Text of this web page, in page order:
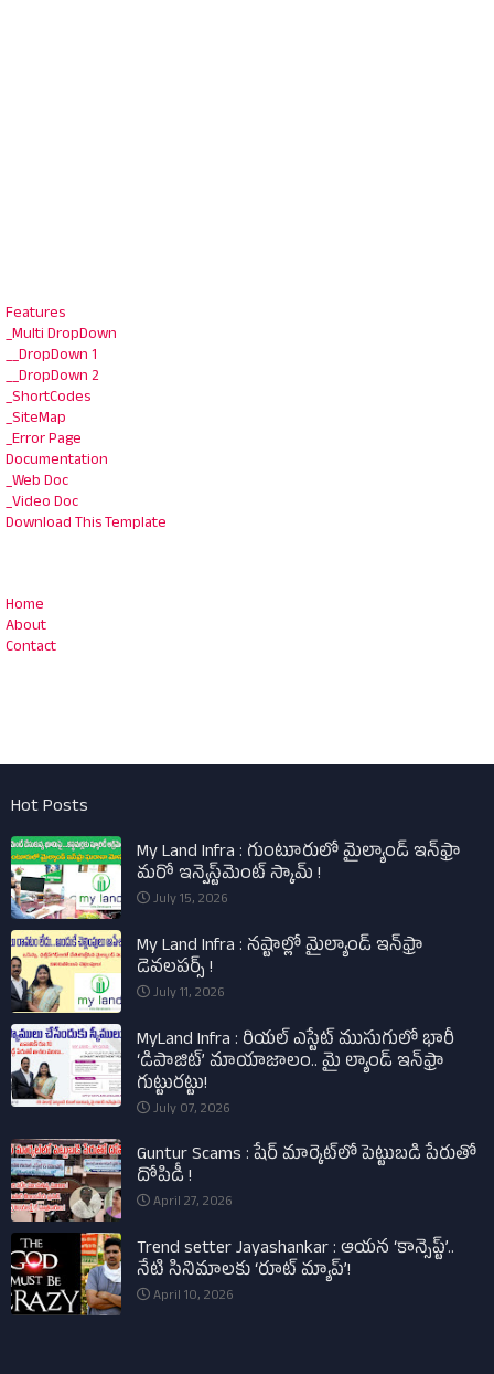
Features
_Multi DropDown
__DropDown 1
__DropDown 2
_ShortCodes
_SiteMap
_Error Page
Documentation
_Web Doc
_Video Doc
Download This Template
Home
About
Contact
Hot Posts
My Land Infra : గుంటూరులో మైల్యాండ్ ఇన్‌ఫ్రా
మరో ఇన్వెస్ట్‌మెంట్ స్కామ్ !
July 15, 2026
My Land Infra : నష్టాల్లో మైల్యాండ్ ఇన్‌ఫ్రా
డెవలపర్స్ !
July 11, 2026
MyLand Infra : రియల్ ఎస్టేట్ ముసుగులో భారీ
‘డిపాజిట్’ మాయాజాలం.. మై ల్యాండ్ ఇన్‌ఫ్రా
గుట్టురట్టు!
July 07, 2026
Guntur Scams : షేర్ మార్కెట్‌లో పెట్టుబడి పేరుతో
దోపిడీ !
April 27, 2026
Trend setter Jayashankar : ఆయన ‘కాన్సెప్ట్’..
నేటి సినిమాలకు ‘రూట్ మ్యాప్’!
April 10, 2026